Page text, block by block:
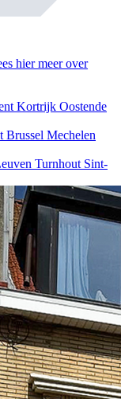
hier meer over
Kortrijk Oostende
Brussel Mechelen
Turnhout Sint-